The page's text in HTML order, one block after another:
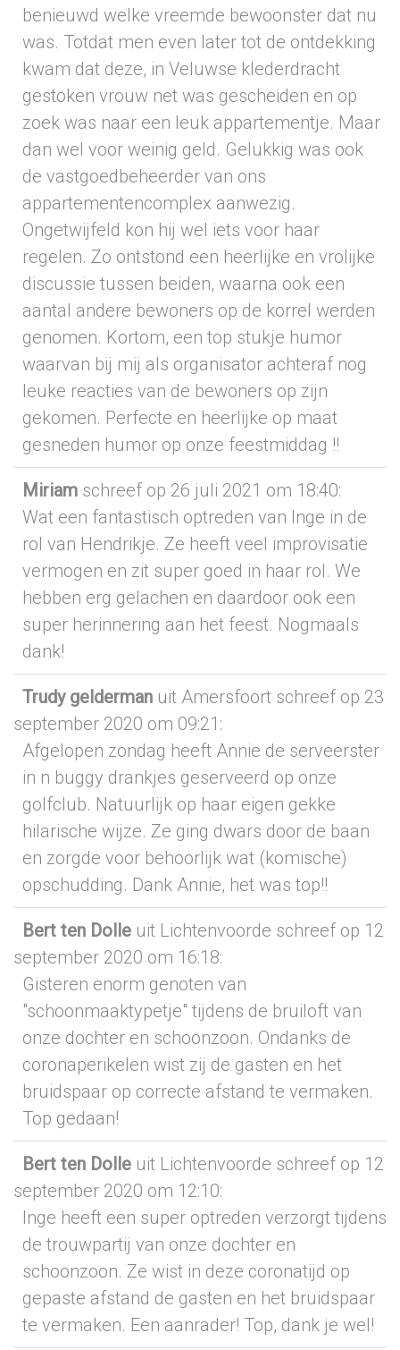
benieuwd welke vreemde bewoonster dat nu
was. Totdat men even later tot de ontdekking
kwam dat deze, in Veluwse klederdracht
gestoken vrouw net was gescheiden en op
zoek was naar een leuk appartementje. Maar
dan wel voor weinig geld. Gelukkig was ook
de vastgoedbeheerder van ons
appartementencomplex aanwezig.
Ongetwijfeld kon hij wel iets voor haar
regelen. Zo ontstond een heerlijke en vrolijke
discussie tussen beiden, waarna ook een
aantal andere bewoners op de korrel werden
genomen. Kortom, een top stukje humor
waarvan bij mij als organisator achteraf nog
leuke reacties van de bewoners op zijn
gekomen. Perfecte en heerlijke op maat
gesneden humor op onze feestmiddag !!
Miriam schreef op 26 juli 2021 om 18:40:
Wat een fantastisch optreden van Inge in de
rol van Hendrikje. Ze heeft veel improvisatie
vermogen en zit super goed in haar rol. We
hebben erg gelachen en daardoor ook een
super herinnering aan het feest. Nogmaals
dank!
Trudy gelderman uit Amersfoort schreef op 23
september 2020 om 09:21 :
Afgelopen zondag heeft Annie de serveerster
in n buggy drankjes geserveerd op onze
golfclub. Natuurlijk op haar eigen gekke
hilarische wijze. Ze ging dwars door de baan
en zorgde voor behoorlijk wat (komische)
opschudding. Dank Annie, het was top!!
Bert ten Dolle uit Lichtenvoorde schreef op 12
september 2020 om 16:18:
Gisteren enorm genoten van
"schoonmaaktypetje" tijdens de bruiloft van
onze dochter en schoonzoon. Ondanks de
coronaperikelen wist zij de gasten en het
bruidspaar op correcte afstand te vermaken.
Top gedaan!
Bert ten Dolle uit Lichtenvoorde schreef op 12
september 2020 om 12:10:
Inge heeft een super optreden verzorgt tijdens
de trouwpartij van onze dochter en
schoonzoon. Ze wist in deze coronatijd op
gepaste afstand de gasten en het bruidspaar
te vermaken. Een aanrader! Top, dank je wel!